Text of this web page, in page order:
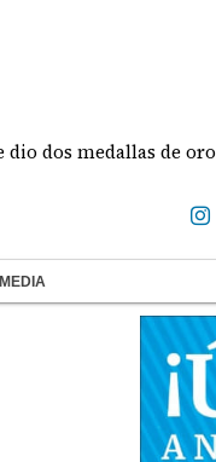
medallas de oro a